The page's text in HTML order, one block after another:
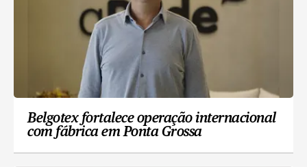
Belgotex fortalece operação internacional
com fábrica em Ponta Grossa